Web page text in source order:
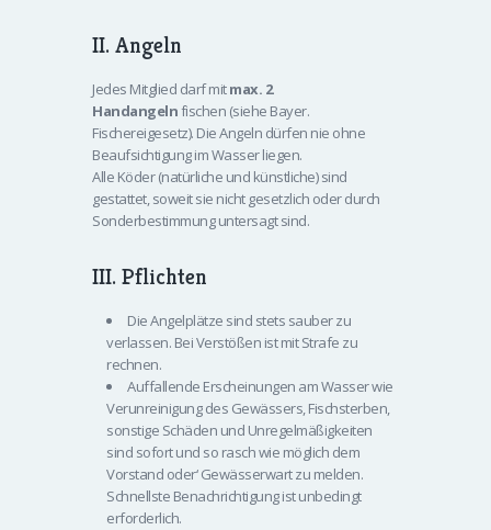
II. Angeln
Jedes Mitglied darf mitmax. 2
Handangelnfischen (siehe Bayer.
Fischereigesetz). Die Angeln dürfen nie ohne
Beaufsichtigung im Wasser liegen.
Alle Köder (natürliche und künstliche) sind
gestattet, soweit sie nicht gesetzlich oder durch
Sonderbestimmung untersagt sind.
III. Pflichten
Die Angelplätze sind stets sauber zu
verlassen. Bei Verstößen ist mit Strafe zu
rechnen.
Auffallende Erscheinungen am Wasser wie
Verunreinigung des Gewässers, Fischsterben,
sonstige Schäden und Unregelmäßigkeiten
sind sofort und so rasch wie möglich dem
Vorstand oder‘ Gewässerwart zu melden.
Schnellste Benachrichtigung ist unbedingt
erforderlich.